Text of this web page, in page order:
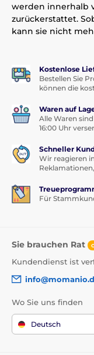
werden innerhalb
zurückerstattet.
kann sie nicht
Kostenlose
Bestellen Sie
können die
Waren auf
Alle Waren
16:00 Uhr
Schneller
Wir reagieren
Für
Sie brauchen Rat
Kundendienst ist
Wo Sie uns finden
Deutsch